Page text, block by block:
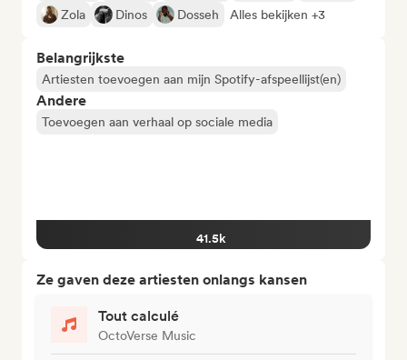
Zola
Dinos Dosseh Alles bekijken +3
Belangrijkste
Artiesten toevoegen aan mijn Spotify-afspeellijst(en)
Andere
Toevoegen aan verhaal op sociale media
41.5k
Ze gaven deze artiesten onlangs kansen
Tout calculé
OctoVerse Music